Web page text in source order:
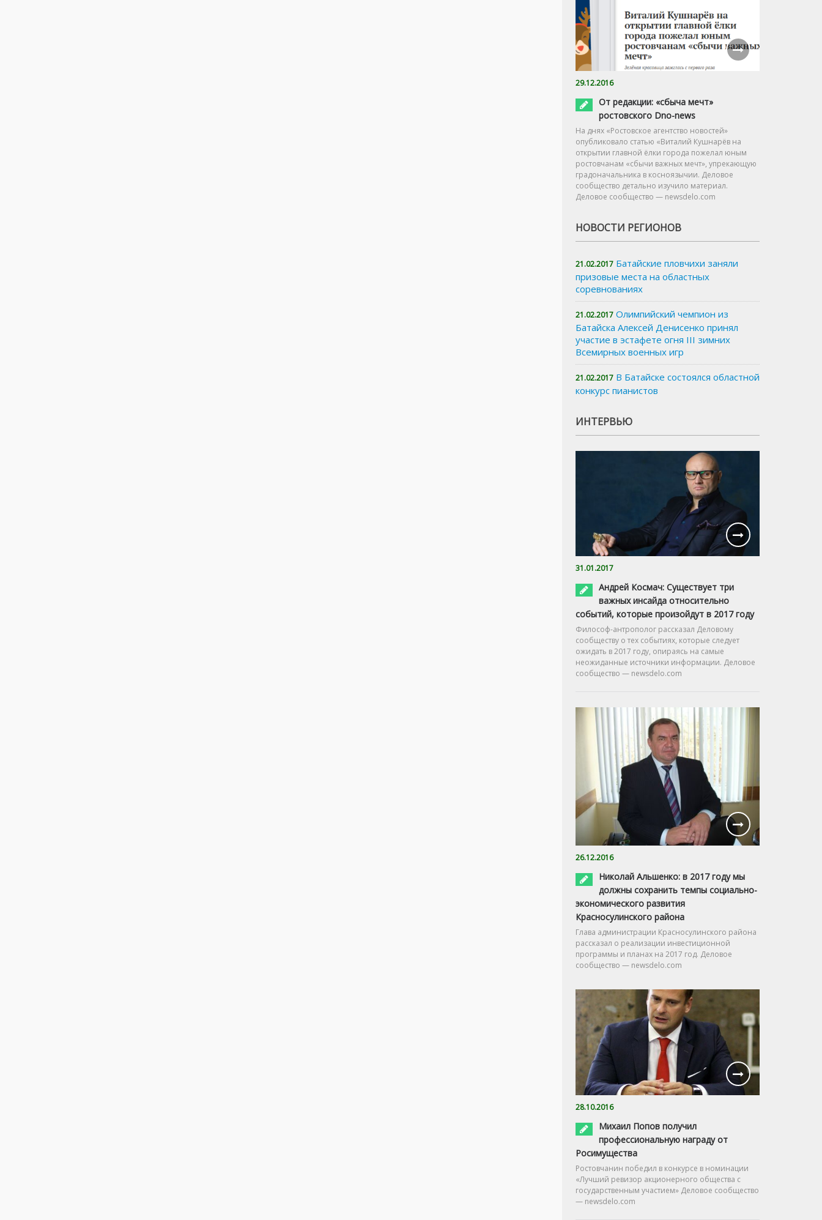
29.12.2016
От редакции: «сбыча мечт»
ростовского Dno-news
На днях «Ростовское агентство новостей»
опубликовало статью «Виталий Кушнарёв на
открытии главной ёлки города пожелал юным
ростовчанам «сбычи важных мечт», упрекающую
градоначальника в косноязычии. Деловое
сообщество детально изучило материал.
Деловое сообщество — newsdelo.com
НОВОСТИ РЕГИОНОВ
21.02.2017 Батайские пловчихи заняли
призовые места на областных
соревнованиях
21.02.2017 Олимпийский чемпион из
Батайска Алексей Денисенко принял
участие в эстафете огня III зимних
Всемирных военных игр
21.02.2017 В Батайске состоялся областной
конкурс пианистов
ИНТЕРВЬЮ
31.01.2017
Андрей Космач: Существует три
важных инсайда относительно
событий, которые произойдут в 2017 году
Философ-антрополог рассказал Деловому
сообществу о тех событиях, которые следует
ожидать в 2017 году, опираясь на самые
неожиданные источники информации. Деловое
сообщество — newsdelo.com
26.12.2016
Николай Альшенко: в 2017 году мы
должны сохранить темпы социально-
экономического развития
Красносулинского района
Глава администрации Красносулинского района
рассказал о реализации инвестиционной
программы и планах на 2017 год. Деловое
сообщество — newsdelo.com
28.10.2016
Михаил Попов получил
профессиональную награду от
Росимущества
Ростовчанин победил в конкурсе в номинации
«Лучший ревизор акционерного общества с
государственным участием» Деловое сообщество
— newsdelo.com